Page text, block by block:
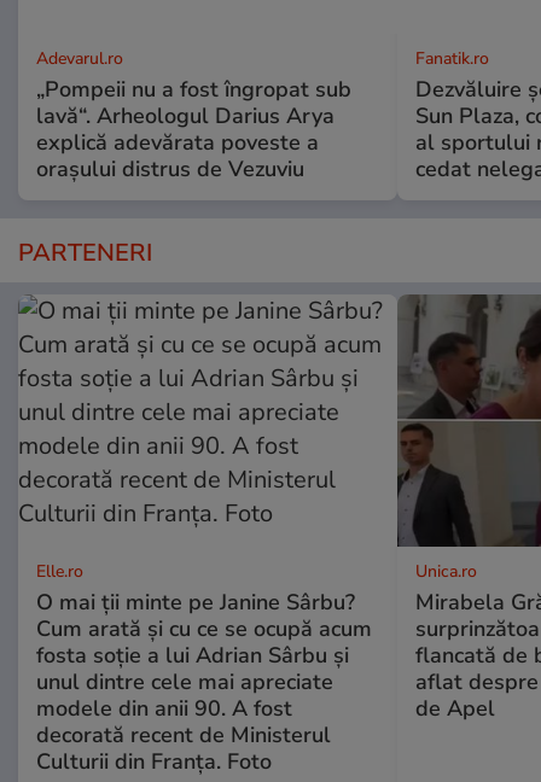
Adevarul.ro
„Pompeii nu a fost îngropat sub
lavă“. Arheologul Darius Arya
explică adevărata poveste a
orașului distrus de Vezuviu
Fanatik.ro
Dezvăluire
Sun Plaza,
al sportului
cedat
PARTENERI
Elle.ro
O mai ții minte pe Janine Sârbu?
Cum arată și cu ce se ocupă acum
fosta soție a lui Adrian Sârbu și
unul dintre cele mai apreciate
modele din anii 90. A fost
decorată recent de Ministerul
Culturii din Franța. Foto
Unica.ro
Mirabela
flancată de
aflat
de Apel